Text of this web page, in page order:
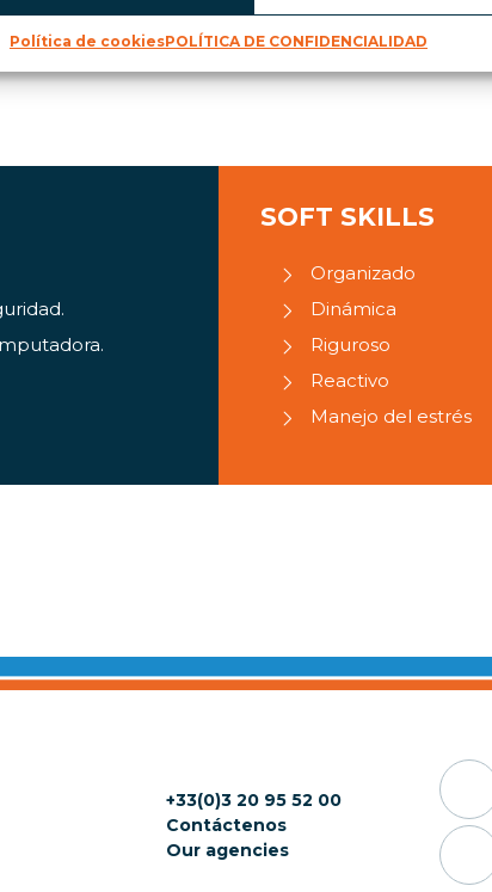
Política de cookiesPOLÍTICA DE CONFIDENCIALIDAD
permitan la sujeción del TPV (pegamento, clips,
SOFT SKILLS
Organizado
Dinámica
Riguroso
Reactivo
Manejo del estrés
+33(0)3 20 95 52 00
Contáctenos
Our agencies